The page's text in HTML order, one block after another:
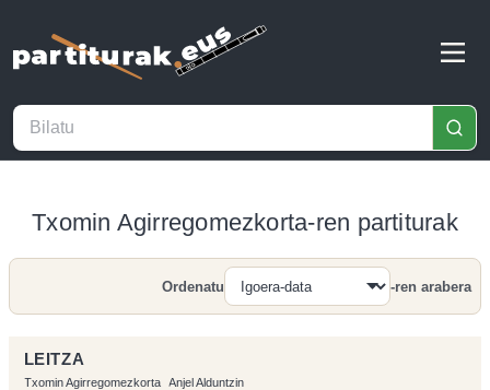
Txomin Agirregomezkorta-ren partiturak
Bilatu
Ordenatu -ren arabera
LEITZA
Txomin Agirregomezkorta Anjel Alduntzin